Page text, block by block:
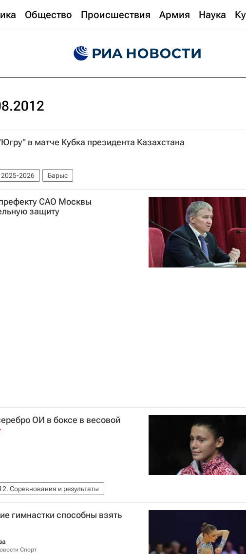
Общество Происшествия Армия Наука
в матче Кубка президента Казахстана
2026 Барыс
САО Москвы
защиту
ОИ в боксе в весовой
Соревнования и результаты
гимнастки способны взять
Спорт